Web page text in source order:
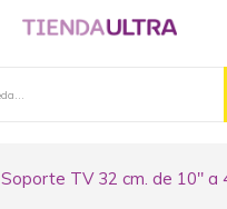
Soporte TV 32 cm. de 10" a